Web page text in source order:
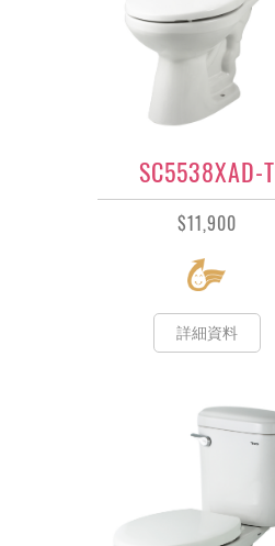
SC5538XAD-T
$11,900
詳細資料